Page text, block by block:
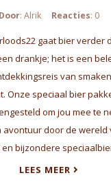
Door: Alrik Reacties: 0
gaat bier verder
drankje; het is een
van
Onze speciaal bier
om jou mee te
avontuur door de wereld
bijzondere
LEES MEER